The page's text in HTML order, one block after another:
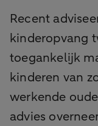
Recent
kinderopvang
toegankelijk
kinderen van
werkende
advies